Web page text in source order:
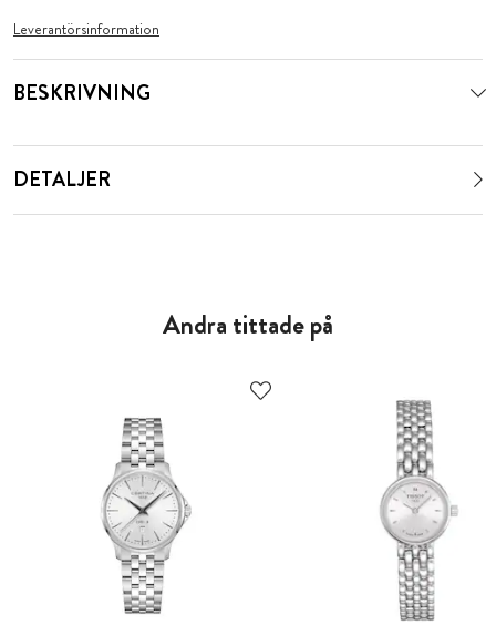
Leverantörsinformation
BESKRIVNING
DETALJER
Andra tittade på